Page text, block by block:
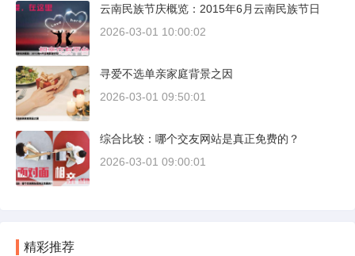
云南民族节庆概览：2015年6月云南民族节日
2026-03-01 10:00:02
寻爱不选单亲家庭背景之因
2026-03-01 09:50:01
综合比较：哪个交友网站是真正免费的？
2026-03-01 09:00:01
精彩推荐